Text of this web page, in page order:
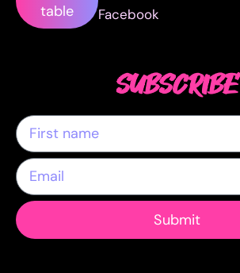
table
Facebook
SUBSCRIBE
Submit